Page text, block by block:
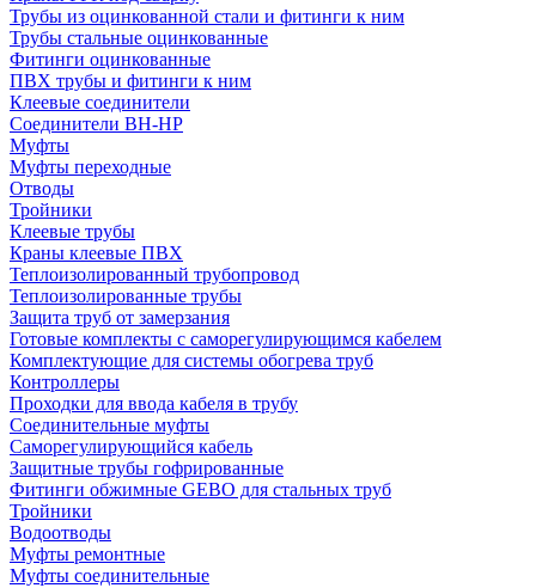
Трубы из оцинкованной стали и фитинги к ним
Трубы стальные оцинкованные
Фитинги оцинкованные
ПВХ трубы и фитинги к ним
Клеевые соединители
Соединители ВН-НР
Муфты
Муфты переходные
Отводы
Тройники
Клеевые трубы
Краны клеевые ПВХ
Теплоизолированный трубопровод
Теплоизолированные трубы
Защита труб от замерзания
Готовые комплекты с саморегулирующимся кабелем
Комплектующие для системы обогрева труб
Контроллеры
Проходки для ввода кабеля в трубу
Соединительные муфты
Саморегулирующийся кабель
Защитные трубы гофрированные
Фитинги обжимные GEBO для стальных труб
Тройники
Водоотводы
Муфты ремонтные
Муфты соединительные